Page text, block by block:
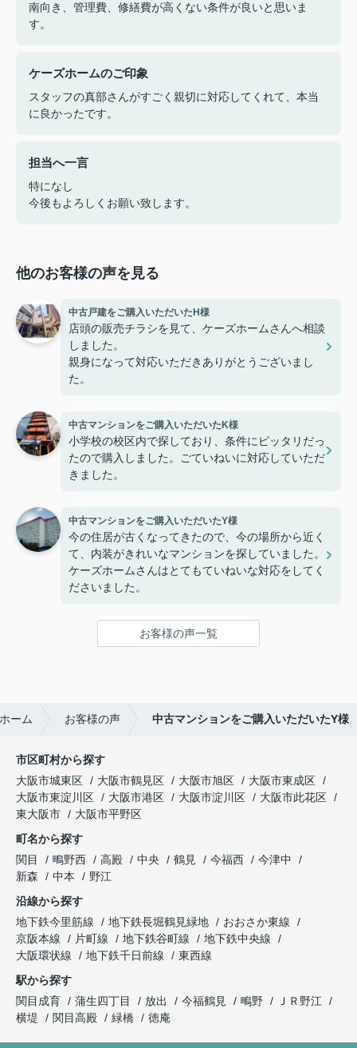
南向き、管理費、修繕費が高くない条件が良いと思いま
す。
ケーズホームのご印象
スタッフの真部さんがすごく親切に対応してくれて、本当
に良かったです。
担当へ一言
特になし
今後もよろしくお願い致します。
他のお客様の声を見る
中古戸建をご購入いただいたH様
店頭の販売チラシを見て、ケーズホームさんへ相談
しました。
親身になって対応いただきありがとうございまし
た。
中古マンションをご購入いただいたK様
小学校の校区内で探しており、条件にピッタリだっ
たので購入しました。ごていねいに対応していただ
きました。
中古マンションをご購入いただいたY様
今の住居が古くなってきたので、今の場所から近く
て、内装がきれいなマンションを探していました。
ケーズホームさんはとてもていねいな対応をしてく
ださいました。
お客様の声一覧
ーム お客様の声 中古マンションをご購入いただいたY様
市区町村から探す
大阪市城東区
大阪市鶴見区 大阪市旭区
大阪市東成区
大阪市東淀川区
大阪市港区 大阪市淀川区
大阪市此花区
東大阪市
大阪市平野区
町名から探す
関目
鴫野西 高殿 中央 鶴見 今福西
今津中
新森
中本
野江
沿線から探す
地下鉄今里筋線
地下鉄長堀鶴見緑地
おおさか東線
京阪本線
片町線 地下鉄谷町線
地下鉄中央線
大阪環状線
地下鉄千日前線
東西線
駅から探す
関目成育
蒲生四丁目 放出 今福鶴見 鴫野
ＪＲ野江
横堤
関目高殿 緑橋 徳庵